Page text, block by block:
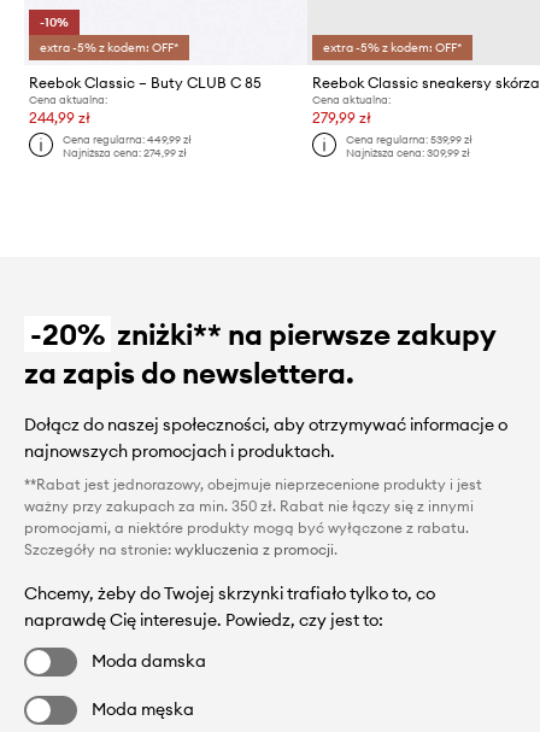
-10%
extra -5% z kodem: OFF*
Reebok Classic – Buty CLUB C 85
Cena aktualna:
244,99 zł
Cena regularna:449,99 zł
Najniższa cena:274,99 zł
extra -5% z kodem: OFF*
Cena aktualna:
279,99 zł
Cena regularna: 539,99 zł
Najniższa cena: 309,99 zł
-20% zniżki** na pierwsze zakupy
za zapis do newslettera.
Dołącz do naszej społeczności, aby otrzymywać informacje o
najnowszych promocjach i produktach.
**Rabat jest jednorazowy, obejmuje nieprzecenione produkty i jest
ważny przy zakupach za min. 350 zł. Rabat nie łączy się z innymi
promocjami, a niektóre produkty mogą być wyłączone z rabatu.
Szczegóły na stronie: wykluczenia z promocji.
Chcemy, żeby do Twojej skrzynki trafiało tylko to, co
naprawdę Cię interesuje. Powiedz, czy jest to:
Moda damska
Moda męska